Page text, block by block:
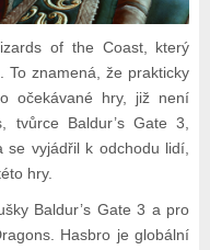
of the Coast, který
To znamená, že prakticky
očekávané hry, již není
tvůrce Baldur’s Gate 3,
vyjádřil k odchodu lidí,
hry.
Baldur’s Gate 3 a pro
Hasbro je globální